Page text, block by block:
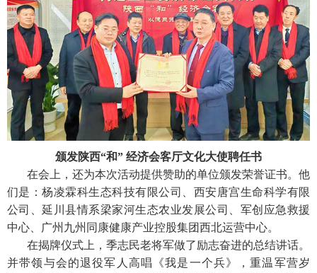
颁发陕西“和” 经济会客厅文化大使聘任书
在会上，还为本次活动提供赞助的单位颁发荣誉证书。他
们是：杨凌霖科生态科技有限公司、西安唐宫生命科学有限
公司、延川县情系梁家河生态农业发展公司、军创应急救援
中心、广州九州同康健康产业控股集团西北运营中心。
在揭牌仪式上，季志民老将军做了励志奋进的总结讲话。
并带领与会的退役军人高唱《我是一个兵》，重温军营岁